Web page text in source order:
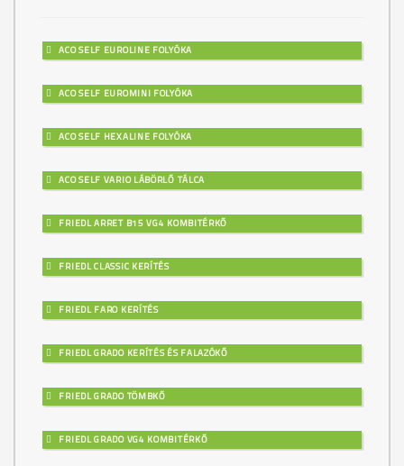
ACO SELF EUROLINE FOLYÓKA
ACO SELF EUROMINI FOLYÓKA
ACO SELF HEXALINE FOLYÓKA
ACO SELF VARIO LÁBÖRLŐ TÁLCA
FRIEDL ARRET B15 VG4 KOMBITÉRKŐ
FRIEDL CLASSIC KERÍTÉS
FRIEDL FARO KERÍTÉS
FRIEDL GRADO KERÍTÉS ÉS FALAZÓKŐ
FRIEDL GRADO TÖMBKŐ
FRIEDL GRADO VG4 KOMBITÉRKŐ